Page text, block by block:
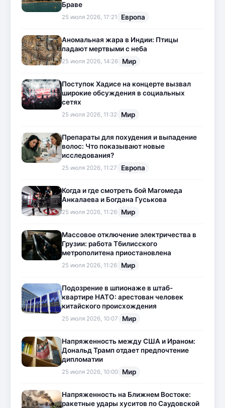
Браве
25 июля 2026, 17:21 Европа
Аномальная жара в Индии: Птицы
падают мертвыми с неба
25 июля 2026, 14:26 Мир
Поступок Хадисе на концерте вызвал
широкие обсуждения в социальных
сетях
25 июля 2026, 11:32 Мир
Препараты для похудения и выпадение
волос: Что показывают новые
исследования?
25 июля 2026, 11:27 Европа
Когда и где смотреть бой Магомеда
Анкалаева и Богдана Гуськова
25 июля 2026, 11:26 Мир
Массовое отключение электричества в
Грузии: работа Тбилисского
метрополитена приостановлена
25 июля 2026, 11:26 Мир
Подозрение в шпионаже в штаб-
квартире НАТО: арестован человек
китайского происхождения
25 июля 2026, 10:07 Мир
Напряженность между США и Ираном:
Дональд Трамп отдает предпочтение
дипломатии
25 июля 2026, 10:00 Мир
Напряженность на Ближнем Востоке:
ракетные удары хуситов по Саудовской